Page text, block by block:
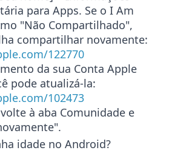
para Apps. Se o I Am
"Não Compartilhado",
compartilhar novamente:
122770
da sua Conta Apple
pode atualizá-la:
102473
à aba Comunidade e
idade no Android?